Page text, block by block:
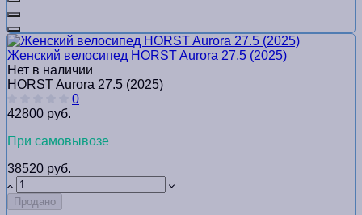
Женский велосипед HORST Aurora 27.5 (2025)
Нет в наличии
HORST Aurora 27.5 (2025)
0
42800 руб.
При самовывозе
38520 руб.
Продано